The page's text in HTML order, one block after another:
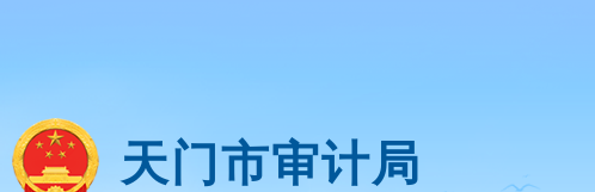
天门市审计局